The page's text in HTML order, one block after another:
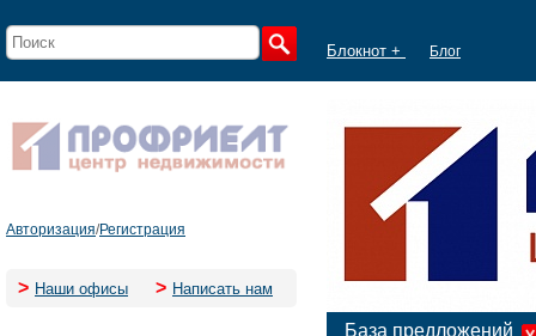
Блокнот + Блог
Авторизация/Регистрация
> Наши офисы > Написать нам
База предложений